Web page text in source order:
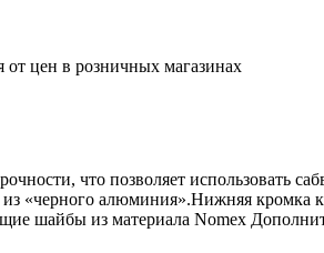
от цен в розничных магазинах
что позволяет использовать
«черного алюминия».Нижняя кромка
шайбы из материала Nomex